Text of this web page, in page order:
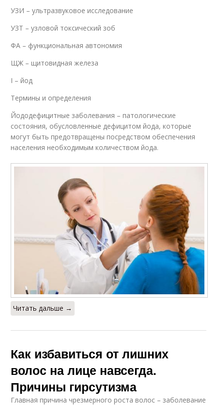
УЗИ – ультразвуковое исследование
УЗТ – узловой токсический зоб
ФА – функциональная автономия
ЩЖ – щитовидная железа
I – йод
Термины и определения
Йододефицитные заболевания – патологические
состояния, обусловленные дефицитом йода, которые
могут быть предотвращены посредством обеспечения
населения необходимым количеством йода.
Читать дальше →
Как избавиться от лишних
волос на лице навсегда.
Причины гирсутизма
Главная причина чрезмерного роста волос – заболевание